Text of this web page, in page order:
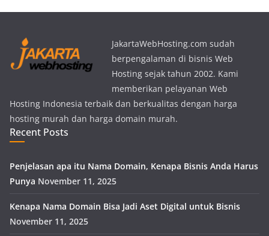
JakartaWebHosting.com sudah
berpengalaman di bisnis Web
Hosting sejak tahun 2002. Kami
memberikan pelayanan Web
Hosting Indonesia terbaik dan berkualitas dengan harga
hosting murah dan harga domain murah.
Recent Posts
Penjelasan apa itu Nama Domain, Kenapa Bisnis Anda Harus
Punya November 11, 2025
Kenapa Nama Domain Bisa Jadi Aset Digital untuk Bisnis
November 11, 2025